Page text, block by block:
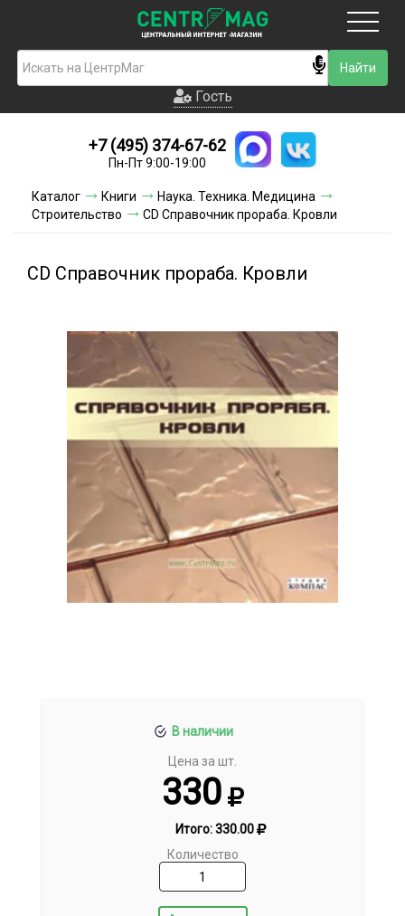
Гость
Новинки
Условия доставки
Контакты
Гость
+7 (495) 374-67-62
Пн-Пт 9:00-19:00
Каталог Книги
Наука. Техника. Медицина
Строительство
CD Справочник прораба. Кровли
CD Справочник прораба. Кровли
В наличии
Цена за шт.
330
Итого:330.00
Количество